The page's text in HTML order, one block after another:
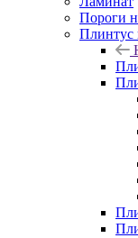
Пороги
Плинтус